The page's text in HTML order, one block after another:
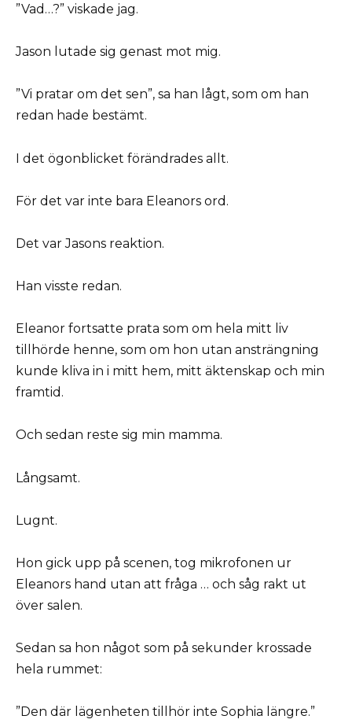
”Vad…?” viskade jag.
Jason lutade sig genast mot mig.
”Vi pratar om det sen”, sa han lågt, som om han
redan hade bestämt.
I det ögonblicket förändrades allt.
För det var inte bara Eleanors ord.
Det var Jasons reaktion.
Han visste redan.
Eleanor fortsatte prata som om hela mitt liv
tillhörde henne, som om hon utan ansträngning
kunde kliva in i mitt hem, mitt äktenskap och min
framtid.
Och sedan reste sig min mamma.
Långsamt.
Lugnt.
Hon gick upp på scenen, tog mikrofonen ur
Eleanors hand utan att fråga … och såg rakt ut
över salen.
Sedan sa hon något som på sekunder krossade
hela rummet:
”Den där lägenheten tillhör inte Sophia längre.”